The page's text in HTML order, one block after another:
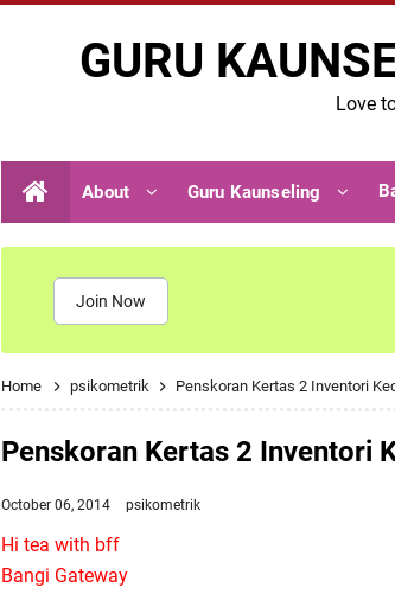
GURU
Love
About Guru Kaunseling
Join Now
Home psikometrik Penskoran Kertas 2 Inventori
Penskoran Kertas 2 Inventori
October 06, 2014 psikometrik
Hi tea with bff
Bangi Gateway